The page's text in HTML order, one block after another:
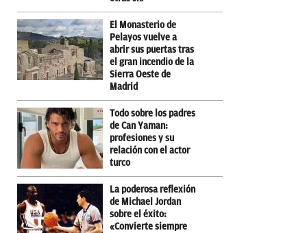
El Monasterio de
Pelayos vuelve a
abrir sus puertas tras
el gran incendio de la
Sierra Oeste de
Madrid
Todo sobre los padres
de Can Yaman:
profesiones y su
relación con el actor
turco
La poderosa reflexión
de Michael Jordan
sobre el éxito:
«Convierte siempre